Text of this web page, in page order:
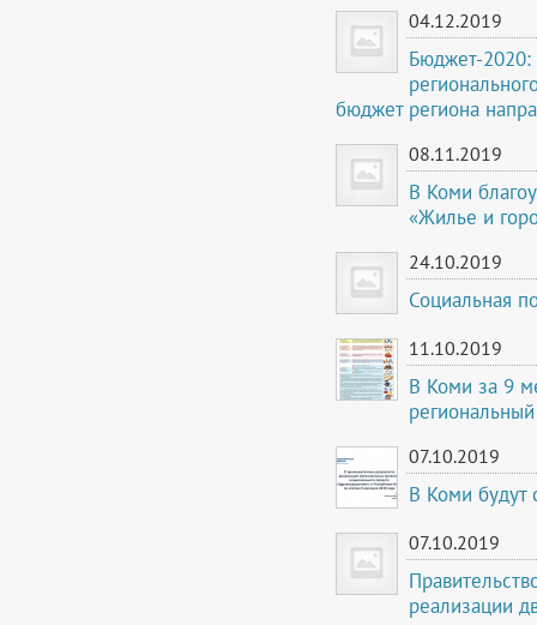
04.12.2019
Бюджет-2020:
бюджет региона
08.11.2019
В Коми
«Жилье и
24.10.2019
Социальная
11.10.2019
В Коми за 9
07.10.2019
В Коми будут
07.10.2019
реализации